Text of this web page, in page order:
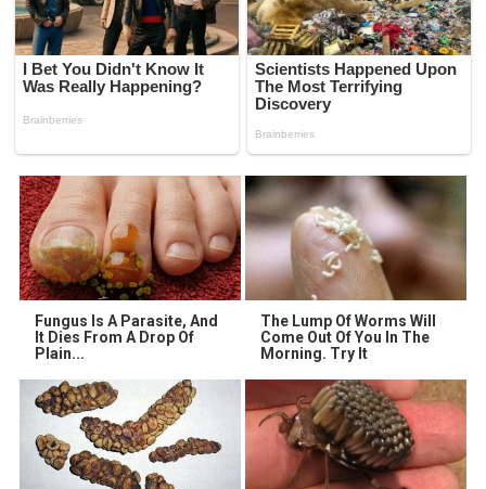
Fungus Is A Parasite, And
It Dies From A Drop Of
Plain...
The Lump Of Worms Will
Come Out Of You In The
Morning. Try It